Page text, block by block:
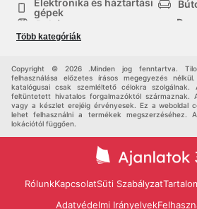
gépek
Ruházat
háztartási cikkek
Több kategóriák
Copyright © 2026 .Minden jog fenntartva.
felhasználása előzetes írásos megegyezés
katalógusai csak szemléltető célokra
feltüntetett hivatalos forgalmazóktól származnak.
vagy a készlet erejéig érvényesek. Ez a weboldal
lehet felhasználni a termékek megszerzéséhez.
lokációtól függően.
RólunkKapcsolatSüti Szabályzat
Adatvédelmi Irányelvek